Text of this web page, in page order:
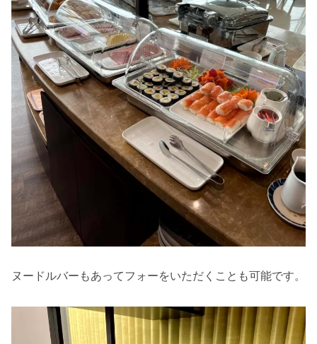
ヌードルバーもあってフォーをいただくことも可能です。